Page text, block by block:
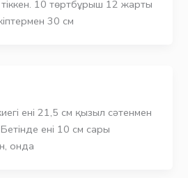
10 төртбұрыш 12 жарты
30 см
жиегі ені 21,5 см қызыл сәтенмен
ені 10 см сары
онда